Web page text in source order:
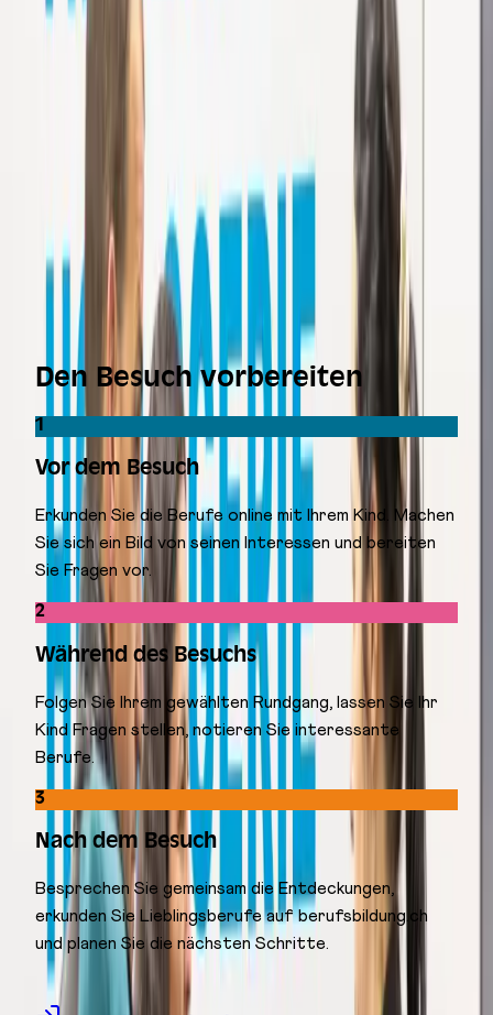
Den Besuch vorbereiten
1
Vor dem Besuch
Erkunden Sie die Berufe online mit Ihrem Kind. Machen
Sie sich ein Bild von seinen Interessen und bereiten
Sie Fragen vor.
2
Während des Besuchs
Folgen Sie Ihrem gewählten Rundgang, lassen Sie Ihr
Kind Fragen stellen, notieren Sie interessante
Berufe.
3
Nach dem Besuch
Besprechen Sie gemeinsam die Entdeckungen,
erkunden Sie Lieblingsberufe auf berufsbildung.ch
und planen Sie die nächsten Schritte.
Zum Inhalt springen